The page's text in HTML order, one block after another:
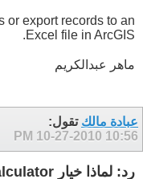
or export records to an
Excel file in ArcGIS.
ماهر عبدالكريم
عبادة مالك تقول:
10-27-2010 10:56 PM